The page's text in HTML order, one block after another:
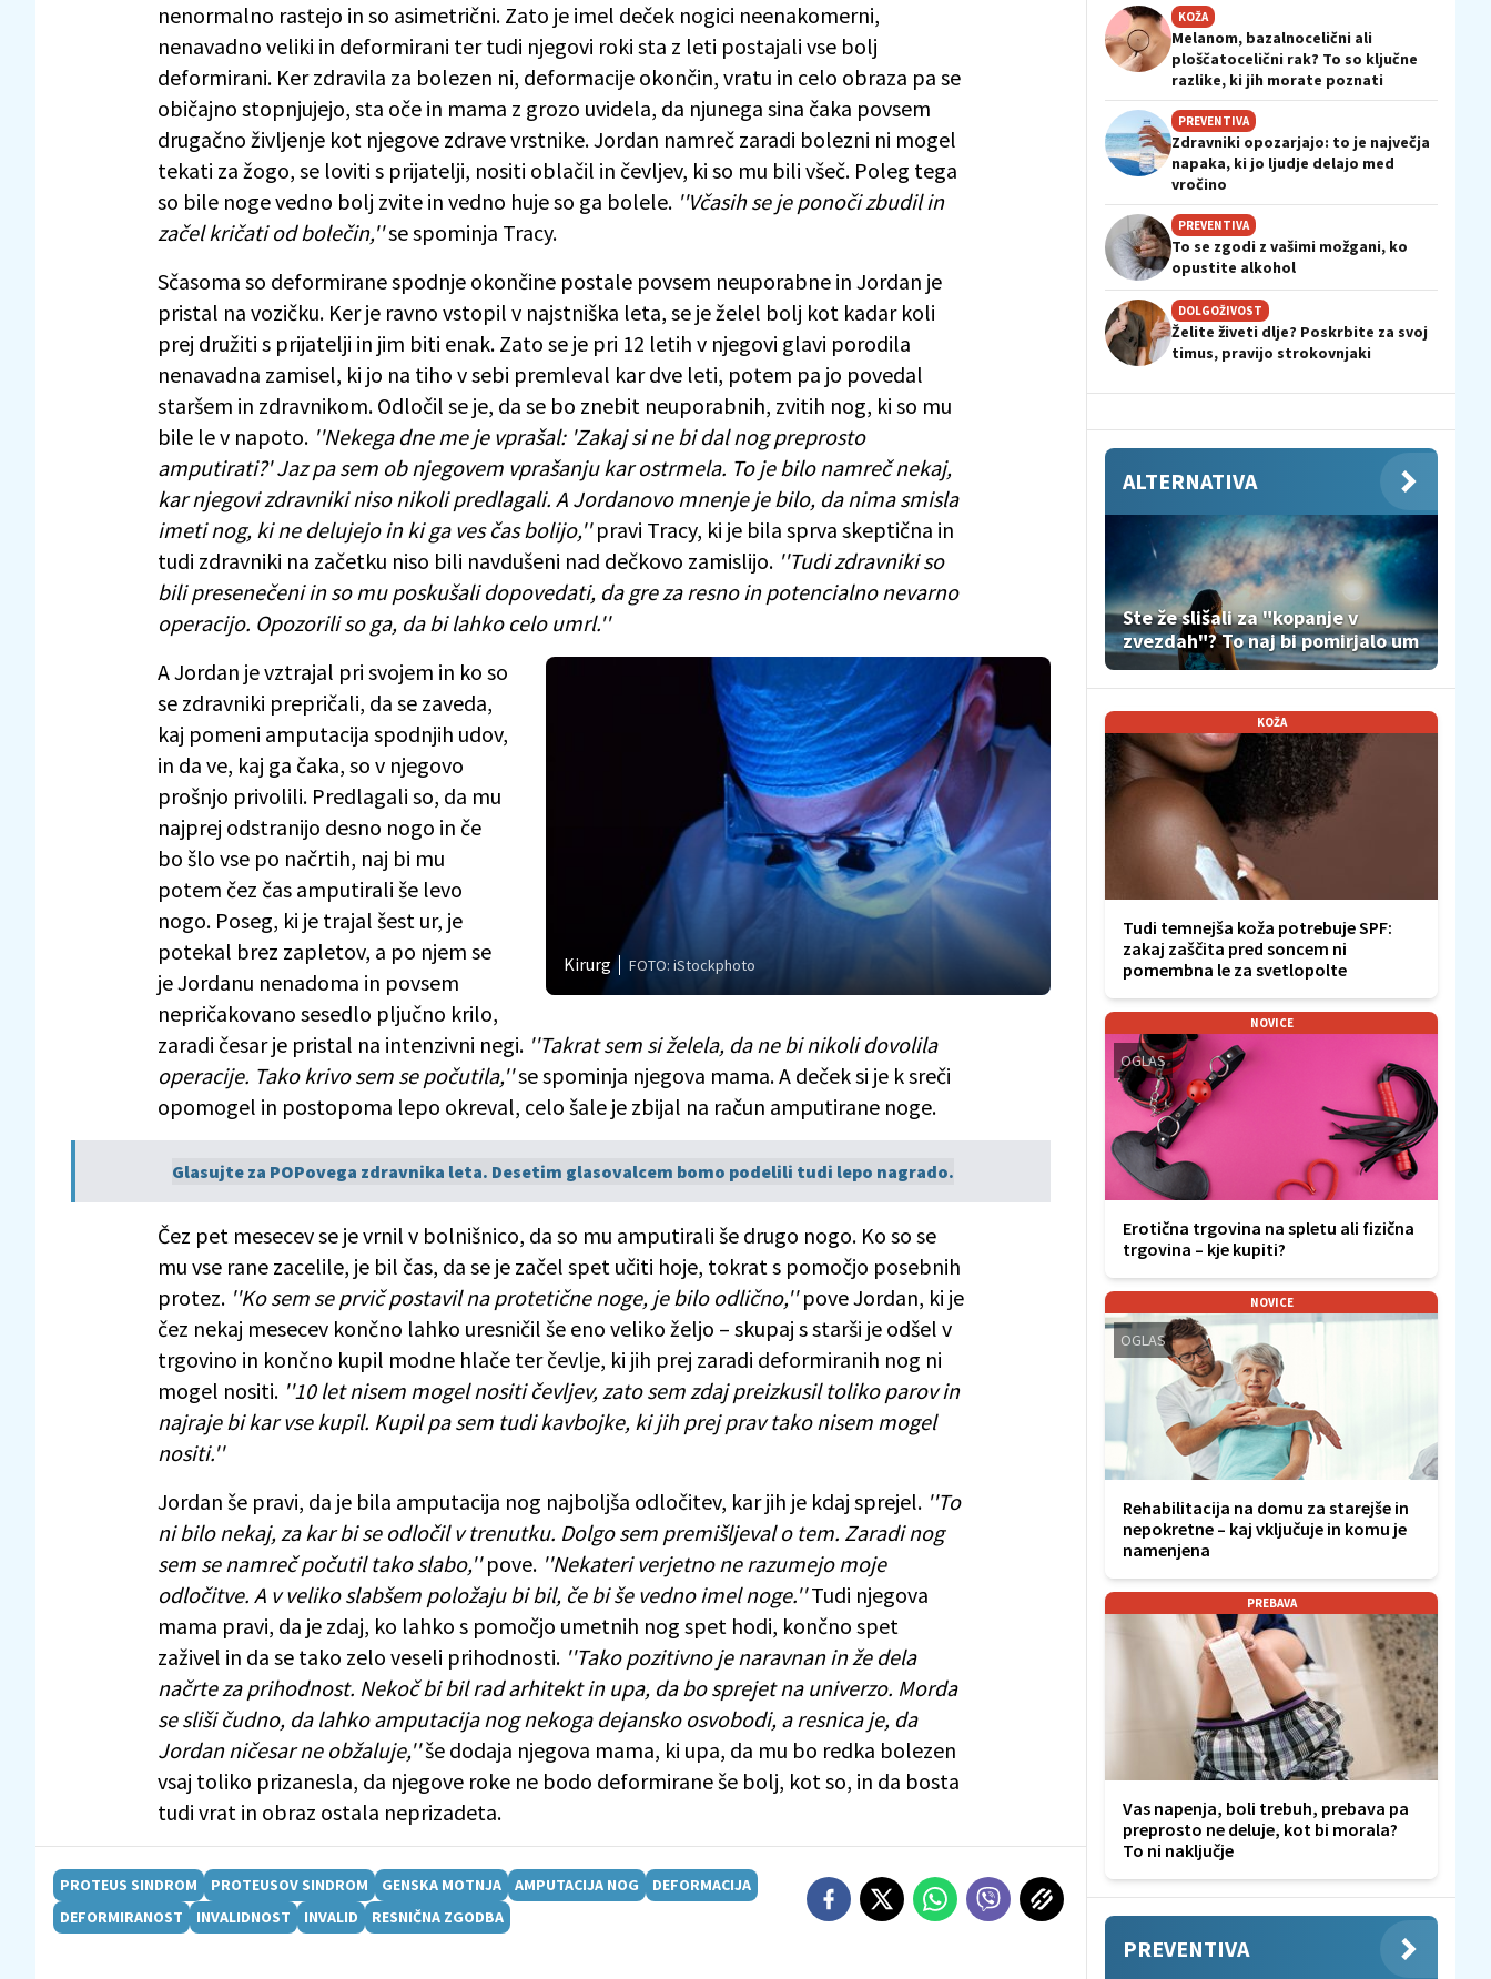
nenormalno rastejo in so asimetrični. Zato je imel deček nogici neenakomerni,
nenavadno veliki in deformirani ter tudi njegovi roki sta z leti postajali vse bolj
deformirani. Ker zdravila za bolezen ni, deformacije okončin, vratu in celo obraza pa se
običajno stopnjujejo, sta oče in mama z grozo uvidela, da njunega sina čaka povsem
drugačno življenje kot njegove zdrave vrstnike. Jordan namreč zaradi bolezni ni mogel
tekati za žogo, se loviti s prijatelji, nositi oblačil in čevljev, ki so mu bili všeč. Poleg tega
so bile noge vedno bolj zvite in vedno huje so ga bolele. ''Včasih se je ponoči zbudil in
začel kričati od bolečin,''se spominja Tracy.
Sčasoma so deformirane spodnje okončine postale povsem neuporabne in Jordan je
pristal na vozičku. Ker je ravno vstopil v najstniška leta, se je želel bolj kot kadar koli
prej družiti s prijatelji in jim biti enak. Zato se je pri 12 letih v njegovi glavi porodila
nenavadna zamisel, ki jo na tiho v sebi premleval kar dve leti, potem pa jo povedal
staršem in zdravnikom. Odločil se je, da se bo znebit neuporabnih, zvitih nog, ki so mu
bile le v napoto. ''Nekega dne me je vprašal: 'Zakaj si ne bi dal nog preprosto
amputirati?' Jaz pa sem ob njegovem vprašanju kar ostrmela. To je bilo namreč nekaj,
kar njegovi zdravniki niso nikoli predlagali. A Jordanovo mnenje je bilo, da nima smisla
imeti nog, ki ne delujejo in ki ga ves čas bolijo,''pravi Tracy, ki je bila sprva skeptična in
tudi zdravniki na začetku niso bili navdušeni nad dečkovo zamislijo. ''Tudi zdravniki so
bili presenečeni in so mu poskušali dopovedati, da gre za resno in potencialno nevarno
operacijo. Opozorili so ga, da bi lahko celo umrl.''
Kirurg FOTO: iStockphoto
A Jordan je vztrajal pri svojem in ko so
se zdravniki prepričali, da se zaveda,
kaj pomeni amputacija spodnjih udov,
in da ve, kaj ga čaka, so v njegovo
prošnjo privolili. Predlagali so, da mu
najprej odstranijo desno nogo in če
bo šlo vse po načrtih, naj bi mu
potem čez čas amputirali še levo
nogo. Poseg, ki je trajal šest ur, je
potekal brez zapletov, a po njem se
je Jordanu nenadoma in povsem
nepričakovano sesedlo pljučno krilo,
zaradi česar je pristal na intenzivni negi. ''Takrat sem si želela, da ne bi nikoli dovolila
operacije. Tako krivo sem se počutila,''se spominja njegova mama. A deček si je k sreči
opomogel in postopoma lepo okreval, celo šale je zbijal na račun amputirane noge.
Glasujte za POPovega zdravnika leta. Desetim glasovalcem bomo podelili tudi lepo nagrado.
Čez pet mesecev se je vrnil v bolnišnico, da so mu amputirali še drugo nogo. Ko so se
mu vse rane zacelile, je bil čas, da se je začel spet učiti hoje, tokrat s pomočjo posebnih
protez. ''Ko sem se prvič postavil na protetične noge, je bilo odlično,''pove Jordan, ki je
čez nekaj mesecev končno lahko uresničil še eno veliko željo – skupaj s starši je odšel v
trgovino in končno kupil modne hlače ter čevlje, ki jih prej zaradi deformiranih nog ni
mogel nositi. ''10 let nisem mogel nositi čevljev, zato sem zdaj preizkusil toliko parov in
najraje bi kar vse kupil. Kupil pa sem tudi kavbojke, ki jih prej prav tako nisem mogel
nositi.''
Jordan še pravi, da je bila amputacija nog najboljša odločitev, kar jih je kdaj sprejel. ''To
ni bilo nekaj, za kar bi se odločil v trenutku. Dolgo sem premišljeval o tem. Zaradi nog
sem se namreč počutil tako slabo,''pove. ''Nekateri verjetno ne razumejo moje
odločitve. A v veliko slabšem položaju bi bil, če bi še vedno imel noge.''Tudi njegova
mama pravi, da je zdaj, ko lahko s pomočjo umetnih nog spet hodi, končno spet
zaživel in da se tako zelo veseli prihodnosti. ''Tako pozitivno je naravnan in že dela
načrte za prihodnost. Nekoč bi bil rad arhitekt in upa, da bo sprejet na univerzo. Morda
se sliši čudno, da lahko amputacija nog nekoga dejansko osvobodi, a resnica je, da
Jordan ničesar ne obžaluje,''še dodaja njegova mama, ki upa, da mu bo redka bolezen
vsaj toliko prizanesla, da njegove roke ne bodo deformirane še bolj, kot so, in da bosta
tudi vrat in obraz ostala neprizadeta.
PROTEUS SINDROM PROTEUSOV SINDROM GENSKA MOTNJA AMPUTACIJA NOG
DEFORMACIJA
DEFORMIRANOST
INVALIDNOST INVALID RESNIČNA ZGODBA
KOŽA
Melanom, bazalnocelični ali
ploščatocelični rak? To so ključne
razlike, ki jih morate poznati
PREVENTIVA
Zdravniki opozarjajo: to je največja
napaka, ki jo ljudje delajo med
vročino
PREVENTIVA
To se zgodi z vašimi možgani, ko
opustite alkohol
DOLGOŽIVOST
Želite živeti dlje? Poskrbite za svoj
timus, pravijo strokovnjaki
ALTERNATIVA
Ste že slišali za "kopanje v
zvezdah"? To naj bi pomirjalo um
KOŽA
Tudi temnejša koža potrebuje SPF:
zakaj zaščita pred soncem ni
pomembna le za svetlopolte
NOVICE
OGLAS
Erotična trgovina na spletu ali fizična
trgovina – kje kupiti?
NOVICE
OGLAS
Rehabilitacija na domu za starejše in
nepokretne – kaj vključuje in komu je
namenjena
PREBAVA
Vas napenja, boli trebuh, prebava pa
preprosto ne deluje, kot bi morala?
To ni naključje
PREVENTIVA